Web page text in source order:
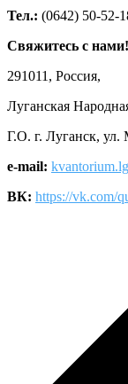
Тел.: (0642) 50-52-
Свяжитесь с нами!
291011, Россия,
Луганская
Г.О. г. Луганск, ул.
e-mail:
ВК: https://vk.com/